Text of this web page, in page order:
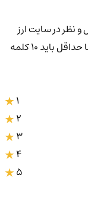
نظر در سایت ارز
دیجیتال رایگان هدیه بگیرید. نظر یا تحلیل شما حداقل باید ۱۰ کلمه
3
4
5